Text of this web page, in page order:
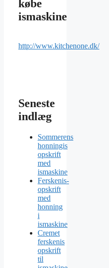
købe
ismaskine
http://www.kitchenone.dk/
Seneste
indlæg
Sommerens
honningis
opskrift
med
ismaskine
Ferskenis-
opskrift
med
honning
i
ismaskine
Cremet
ferskenis
opskrift
til